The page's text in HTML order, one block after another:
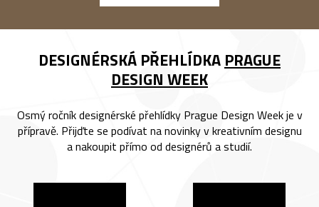
DESIGNÉRSKÁ PŘEHLÍDKA PRAGUE
DESIGN WEEK
Osmý ročník designérské přehlídky Prague Design Week je v
přípravě. Přijďte se podívat na novinky v kreativním designu
a nakoupit přímo od designérů a studií.